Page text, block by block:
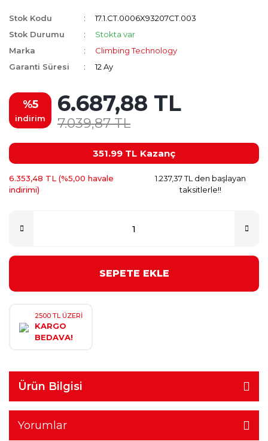
Stok Kodu
17.1.CT.0006X93207CT.003
Stok Durumu
Stokta var
Marka
Climbing Technology
Garanti Süresi
12 Ay
%5
indirim
6.687,88 TL
7.039,87 TL
351.99 TL Kazanç
6.353,48 TL (%5,00 havale
indirimi)
1.237,37 TL den başlayan
taksitlerle!!
SEPETE EKLE
2500 TL ÜZERİ
KARGO
BEDAVA!
Ürün Bilgisi
Yorumlar